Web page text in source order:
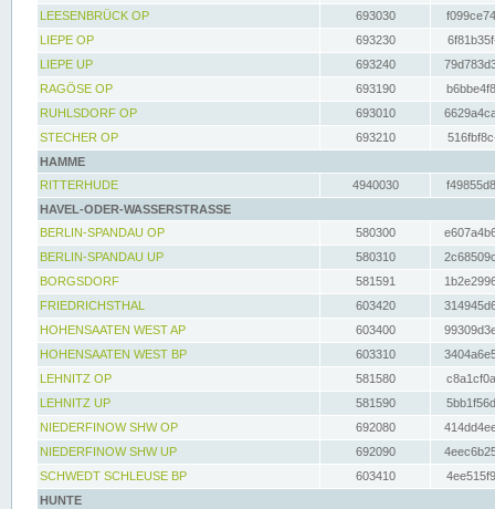
LEESENBRÜCK OP
693030
LIEPE OP
693230
LIEPE UP
693240
RAGÖSE OP
693190
RUHLSDORF OP
693010
STECHER OP
693210
HAMME
RITTERHUDE
4940030
HAVEL-ODER-WASSERSTRASSE
BERLIN-SPANDAU OP
580300
BERLIN-SPANDAU UP
580310
BORGSDORF
581591
FRIEDRICHSTHAL
603420
HOHENSAATEN WEST AP
603400
HOHENSAATEN WEST BP
603310
LEHNITZ OP
581580
LEHNITZ UP
581590
NIEDERFINOW SHW OP
692080
NIEDERFINOW SHW UP
692090
SCHWEDT SCHLEUSE BP
603410
HUNTE